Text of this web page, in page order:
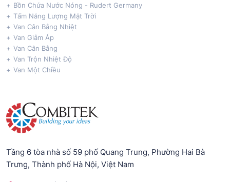
Bồn Chứa Nước Nóng - Rudert Germany
Tấm Năng Lượng Mặt Trời
Van Cân Bằng Nhiệt
Van Giảm Áp
Van Cân Bằng
Van Trộn Nhiệt Độ
Van Một Chiều
Tầng 6 tòa nhà số 59 phố Quang Trung, Phường Hai Bà
Trưng, Thành phố Hà Nội, Việt Nam